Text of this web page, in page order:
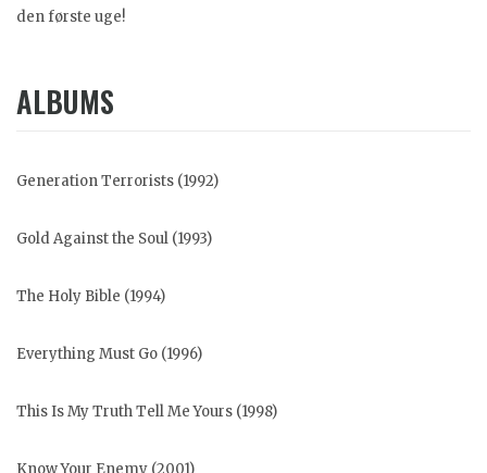
den første uge!
ALBUMS
Generation Terrorists (1992)
Gold Against the Soul (1993)
The Holy Bible (1994)
Everything Must Go (1996)
This Is My Truth Tell Me Yours (1998)
Know Your Enemy (2001)